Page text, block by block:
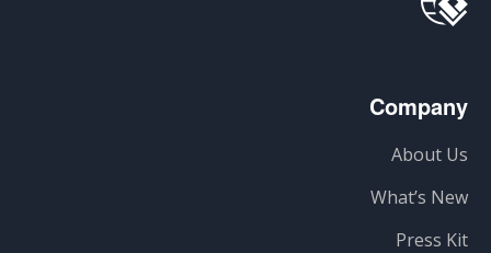
Company
About Us
What’s New
Press Kit